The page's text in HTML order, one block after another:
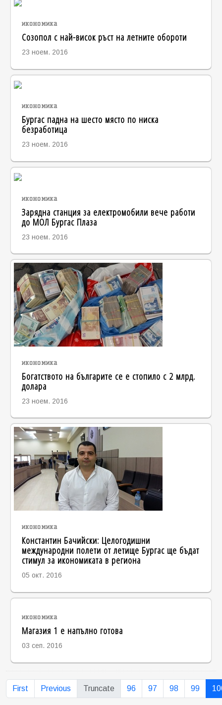
икономика
Созопол с най-висок ръст на летните обороти
23 ноем. 2016
икономика
Бургас падна на шесто място по ниска
безработица
23 ноем. 2016
икономика
Зарядна станция за електромобили вече работи
до МОЛ Бургас Плаза
23 ноем. 2016
икономика
Богатството на българите се е стопило с 2 млрд.
долара
23 ноем. 2016
икономика
Константин Бачийски: Целогодишни
международни полети от летище Бургас ще бъдат
стимул за икономиката в региона
05 окт. 2016
икономика
Магазия 1 е напълно готова
03 сеп. 2016
First Previous Truncate 96 97 98 99